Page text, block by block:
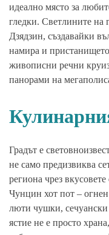
идеално място за
гледки. Светлините на
Дзядзин, създавайки
намира и
живописни речни
панорами на
Градът е
не само предизвиква
региона чрез
Чунцин хот пот –
люти чушки,
ястие не е просто